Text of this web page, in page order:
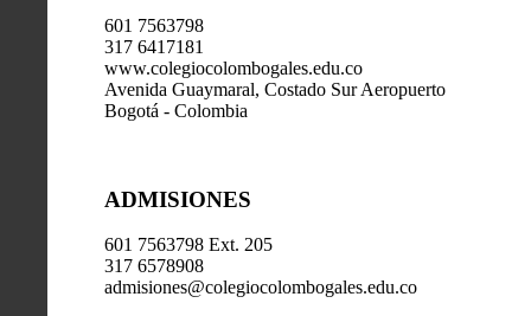
601 7563798
317 6417181
www.colegiocolombogales.edu.co
Avenida Guaymaral, Costado Sur Aeropuerto
Bogotá - Colombia
ADMISIONES
601 7563798 Ext. 205
317 6578908
admisiones@colegiocolombogales.edu.co